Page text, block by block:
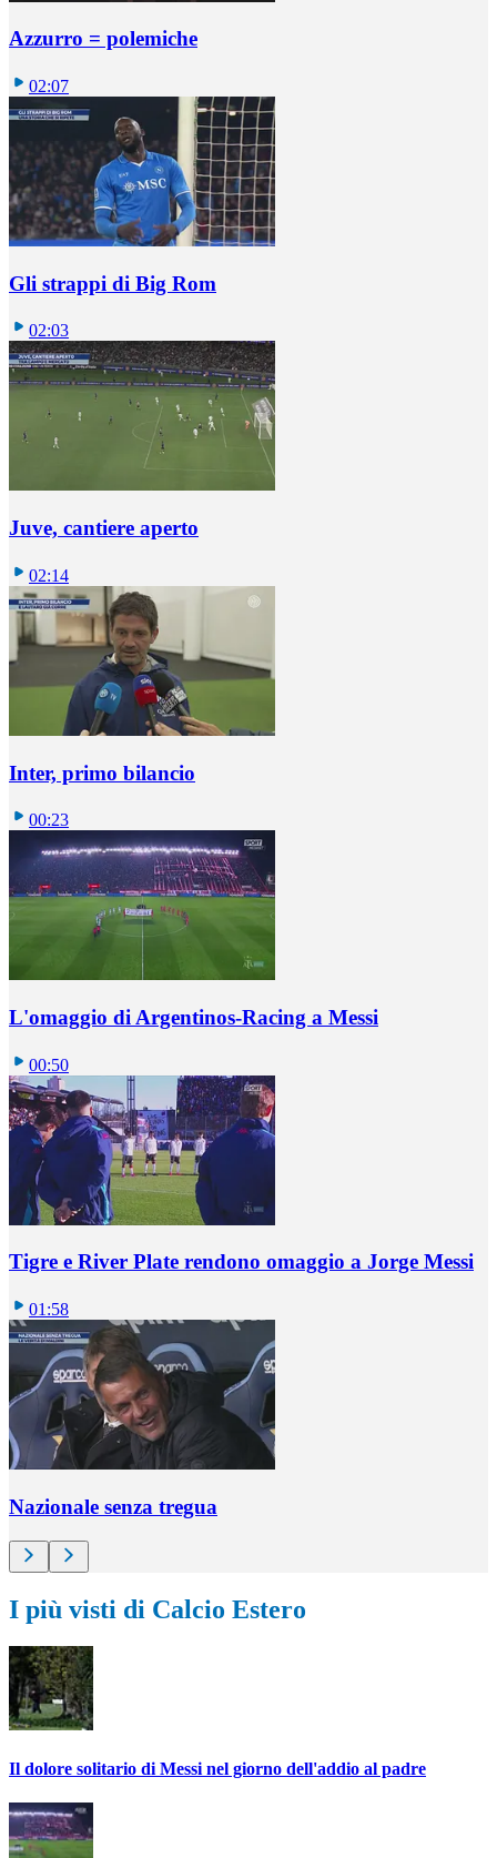
Azzurro = polemiche
02:07
Gli strappi di Big Rom
02:03
Juve, cantiere aperto
02:14
Inter, primo bilancio
00:23
L'omaggio di Argentinos-Racing a Messi
00:50
Tigre e River Plate rendono omaggio a Jorge Messi
01:58
Nazionale senza tregua
I più visti di Calcio Estero
Il dolore solitario di Messi nel giorno dell'addio al padre